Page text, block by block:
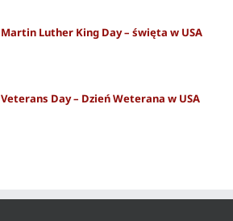
Martin Luther King Day – święta w USA
Veterans Day – Dzień Weterana w USA